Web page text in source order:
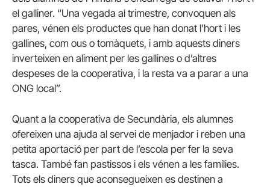
el galliner. “Una vegada al trimestre, convoquen als
pares, vénen els productes que han donat l’hort i les
gallines, com ous o tomàquets, i amb aquests diners
inverteixen en aliment per les gallines o d’altres
despeses de la cooperativa, i la resta va a parar a una
ONG local”.
Quant a la cooperativa de Secundària, els alumnes
ofereixen una ajuda al servei de menjador i reben una
petita aportació per part de l’escola per fer la seva
tasca. També fan pastissos i els vénen a les famílies.
Tots els diners que aconsegueixen es destinen a